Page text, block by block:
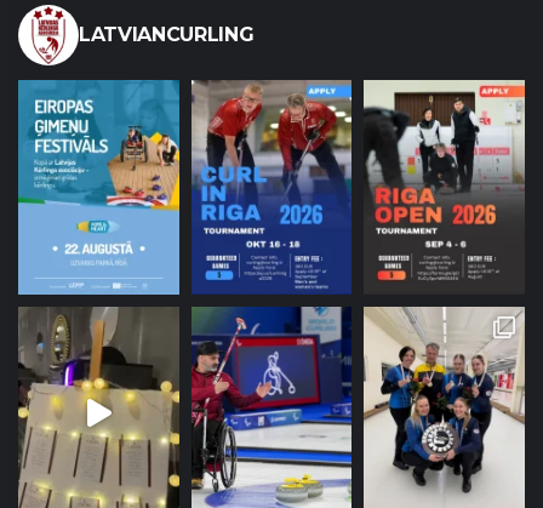
LATVIANCURLING